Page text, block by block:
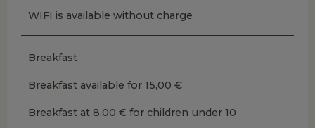
WIFI is available without charge
Breakfast
Breakfast available for 15,00 €
Breakfast at 8,00 € for children under 10